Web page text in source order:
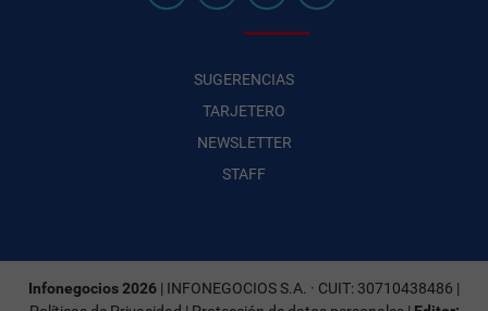
SUGERENCIAS
TARJETERO
NEWSLETTER
STAFF
Infonegocios 2026 | INFONEGOCIOS S.A. · CUIT: 30710438486 |